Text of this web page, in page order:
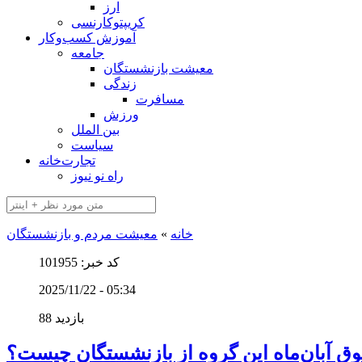
ارز
کریپتوکارنسی
آموزش کسب‌وکار
جامعه
معیشت بازنشستگان
زندگی
مسافرت
ورزش
بین الملل
سیاست
تجارت‌خانه
راه نو نیوز
خانه » معیشت مردم و بازنشستگان
کد خبر: 101955
2025/11/22 - 05:34
88 بازدید
آبان‌ماه این گروه از بازنشستگان چیست؟